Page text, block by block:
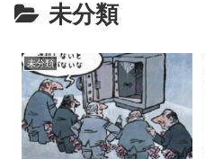
未分類
未分類